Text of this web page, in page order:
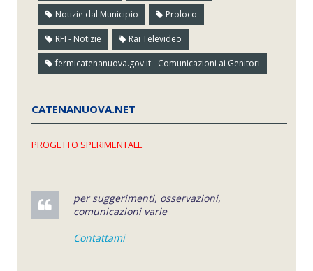
Notizie dal Municipio Proloco
RFI - Notizie Rai Televideo
fermicatenanuova.gov.it - Comunicazioni ai Genitori
CATENANUOVA.NET
PROGETTO SPERIMENTALE
per suggerimenti, osservazioni,
comunicazioni varie
Contattami